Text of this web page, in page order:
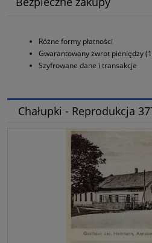
Różne formy płatności
Gwarantowany zwrot pieniędzy
Szyfrowane dane i transakcje
Chałupki - Reprodukcja